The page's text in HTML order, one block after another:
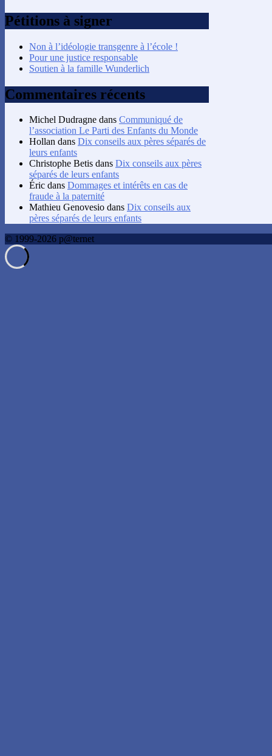
Pétitions à signer
Non à l’idéologie transgenre à l’école !
Pour une justice responsable
Soutien à la famille Wunderlich
Commentaires récents
Michel Dudragne dans Communiqué de
l’association Le Parti des Enfants du Monde
Hollan dans Dix conseils aux pères séparés de
leurs enfants
Christophe Betis dans Dix conseils aux pères
séparés de leurs enfants
Éric dans Dommages et intérêts en cas de
fraude à la paternité
Mathieu Genovesio dans Dix conseils aux
pères séparés de leurs enfants
© 1999-2026 p@ternet